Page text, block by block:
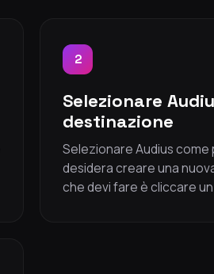
2
Selezionare
destinazione
Selezionare Audius come
desidera creare una
che devi fare è cliccare